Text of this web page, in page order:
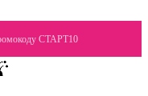
СТАРТ10